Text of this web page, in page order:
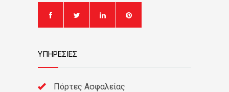
ΥΠΗΡΕΣΙΕΣ
Πόρτες Ασφαλείας